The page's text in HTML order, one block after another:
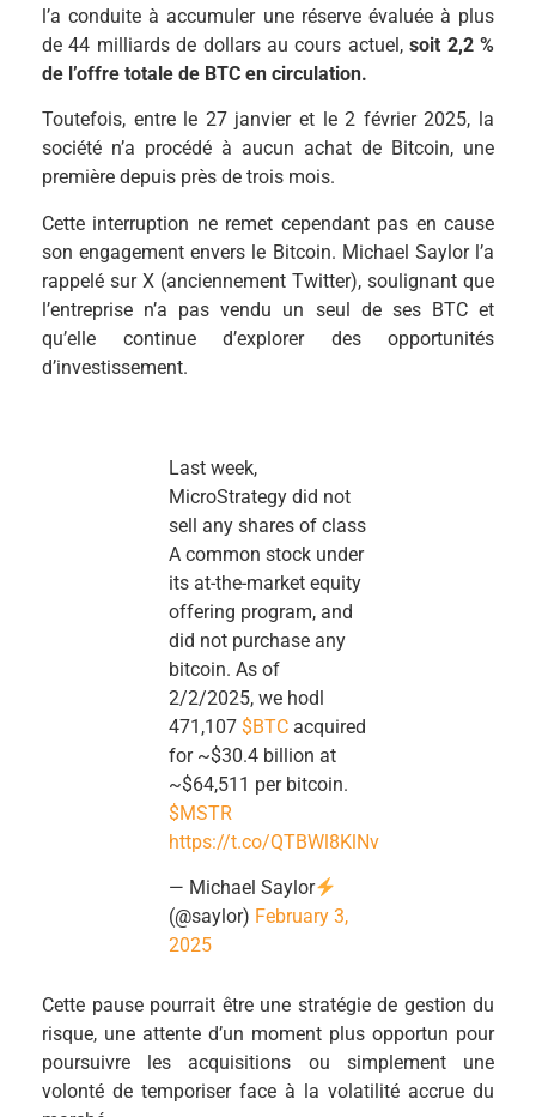
l’a conduite à accumuler une réserve évaluée à plus
de 44 milliards de dollars au cours actuel,soit 2,2 %
de l’offre totale de BTC en circulation.
Toutefois, entre le 27 janvier et le 2 février 2025, la
société n’a procédé à aucun achat de Bitcoin, une
première depuis près de trois mois.
Cette interruption ne remet cependant pas en cause
son engagement envers le Bitcoin. Michael Saylor l’a
rappelé sur X (anciennement Twitter), soulignant que
l’entreprise n’a pas vendu un seul de ses BTC et
qu’elle continue d’explorer des opportunités
d’investissement.
Last week,
MicroStrategy did not
sell any shares of class
A common stock under
its at-the-market equity
offering program, and
did not purchase any
bitcoin. As of
2/2/2025, we hodl
471,107 $BTC acquired
for ~$30.4 billion at
~$64,511 per bitcoin.
$MSTR
https://t.co/QTBWl8KlNv
— Michael Saylor
(@saylor) February 3,
2025
Cette pause pourrait être une stratégie de gestion du
risque, une attente d’un moment plus opportun pour
poursuivre les acquisitions ou simplement une
volonté de temporiser face à la volatilité accrue du